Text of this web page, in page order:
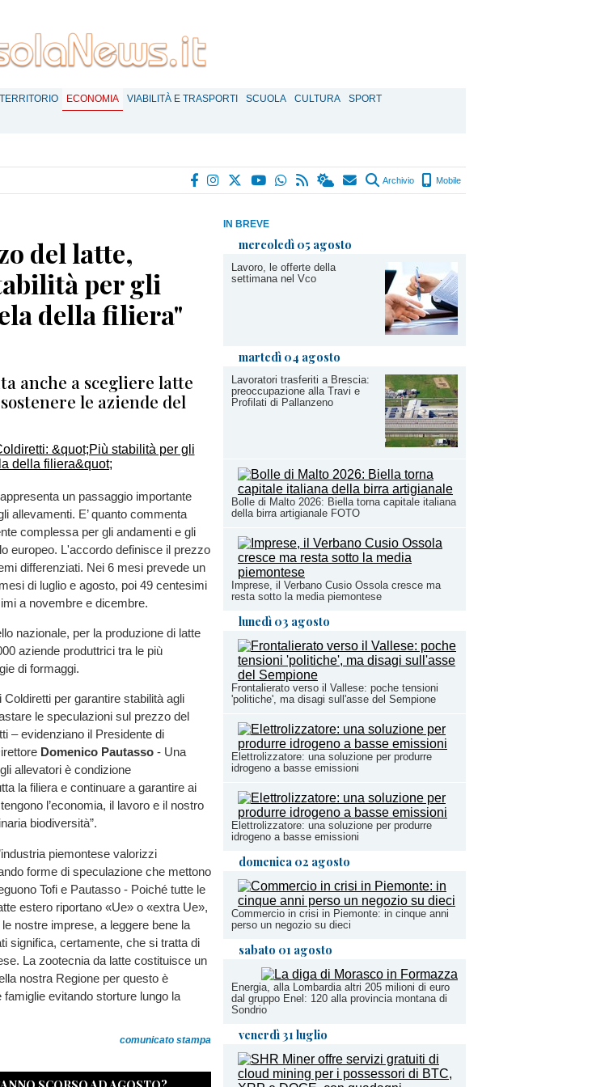
TERRITORIO ECONOMIA VIABILITÀ E TRASPORTI SCUOLA CULTURA
SPORT
Archivio Mobile
IN BREVE
mercoledì 05 agosto
Lavoro, le offerte della
settimana nel Vco
martedì 04 agosto
Lavoratori trasferiti a Brescia:
preoccupazione alla Travi e
Profilati di Pallanzeno
Bolle di Malto 2026: Biella torna capitale italiana
della birra artigianale FOTO
Imprese, il Verbano Cusio Ossola cresce ma
resta sotto la media piemontese
lunedì 03 agosto
Frontalierato verso il Vallese: poche tensioni
'politiche', ma disagi sull'asse del Sempione
Elettrolizzatore: una soluzione per produrre
idrogeno a basse emissioni
Elettrolizzatore: una soluzione per produrre
idrogeno a basse emissioni
domenica 02 agosto
Commercio in crisi in Piemonte: in cinque anni
perso un negozio su dieci
sabato 01 agosto
Energia, alla Lombardia altri 205 milioni di euro
dal gruppo Enel: 120 alla provincia montana di
Sondrio
venerdì 31 luglio
del latte,
per gli
della filiera"
anche a scegliere latte
le aziende del
un passaggio importante
allevamenti. E’ quanto commenta
complessa per gli andamenti e gli
europeo. L'accordo definisce il prezzo
differenziati. Nei 6 mesi prevede un
di luglio e agosto, poi 49 centesimi
a novembre e dicembre.
nazionale, per la produzione di latte
aziende produttrici tra le più
di formaggi.
per garantire stabilità agli
le speculazioni sul prezzo del
– evidenziano il Presidente di
Domenico Pautasso - Una
allevatori è condizione
la filiera e continuare a garantire ai
l’economia, il lavoro e il nostro
biodiversità”.
piemontese valorizzi
forme di speculazione che mettono
Tofi e Pautasso - Poiché tutte le
estero riportano «Ue» o «extra Ue»,
nostre imprese, a leggere bene la
significa, certamente, che si tratta di
La zootecnia da latte costituisce un
nostra Regione per questo è
evitando storture lungo la
comunicato stampa